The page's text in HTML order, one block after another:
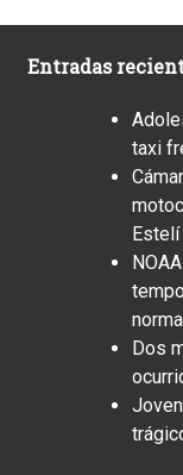
Entradas
taxi
Estelí
Dos